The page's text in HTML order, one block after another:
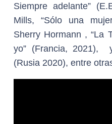
Siempre adelante”
Mills, “Sólo una
Sherry Hormann , “La
yo” (Francia, 2021),
(Rusia 2020), entre